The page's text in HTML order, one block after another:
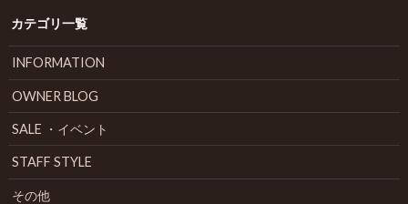
カテゴリ一覧
INFORMATION
OWNER BLOG
SALE ・イベント
STAFF STYLE
その他